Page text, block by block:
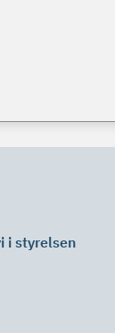
i styrelsen